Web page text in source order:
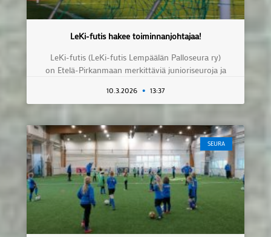
LeKi-futis hakee toiminnanjohtajaa!
LeKi-futis (LeKi-futis Lempäälän Palloseura ry)
on Etelä-Pirkanmaan merkittäviä junioriseuroja ja
10.3.2026 13:37
SEURA